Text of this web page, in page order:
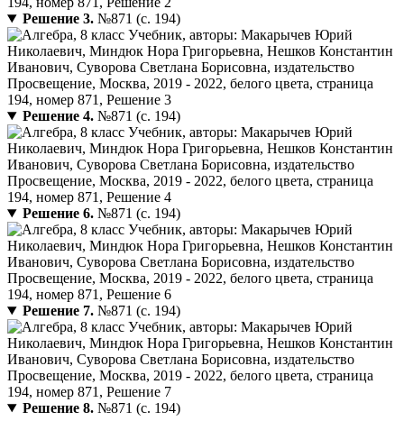
Решение 3.№871 (с. 194)
Решение 4.№871 (с. 194)
Решение 6.№871 (с. 194)
Решение 7.№871 (с. 194)
Решение 8.№871 (с. 194)